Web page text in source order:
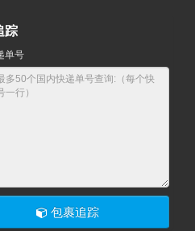
踪
单号
包裹追踪